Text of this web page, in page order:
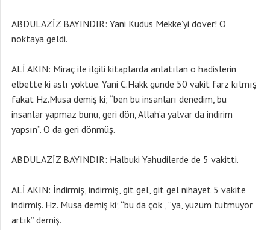
ABDULAZİZ BAYINDIR: Yani Kudüs Mekke’yi döver! O
noktaya geldi.
ALİ AKIN: Miraç ile ilgili kitaplarda anlatılan o hadislerin
elbette ki aslı yoktue. Yani C.Hakk günde 50 vakit farz kılmış
fakat Hz.Musa demiş ki; “ben bu insanları denedim, bu
insanlar yapmaz bunu, geri dön, Allah’a yalvar da indirim
yapsın”. O da geri dönmüş.
ABDULAZİZ BAYINDIR: Halbuki Yahudilerde de 5 vakitti.
ALİ AKIN: İndirmiş, indirmiş, git gel, git gel nihayet 5 vakite
indirmiş. Hz. Musa demiş ki; “bu da çok”, “ya, yüzüm tutmuyor
artık” demiş.